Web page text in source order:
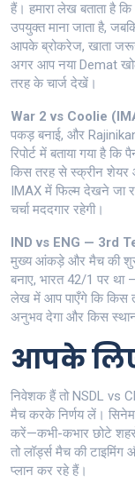
हैं। हमारा लेख बताता है
उपयुक्त माना जाता है,
आपके ब्रोकरेज, खाता
अगर आप नया Demat
तरह के चार्ज देखें।
War 2 vs Coolie
पकड़ बनाई, और
रिपोर्ट में बताया गया है
किस तरह से स्क्रीन
IMAX में फिल्म देखने जा
चर्चा मददगार रहेगी।
IND vs ENG — 3rd
मुख्य आंकड़े और मैच की
बनाए, भारत 42/1 पर था
लेख में आप पाएँगे कि किस
अनुभव देगा और किस
आपके लिए
निवेशक हैं तो NSDL vs
मैच करके निर्णय लें।
करें—कभी-कभार छोटे
तो लॉर्ड्स मैच की
प्लान कर रहे हैं।